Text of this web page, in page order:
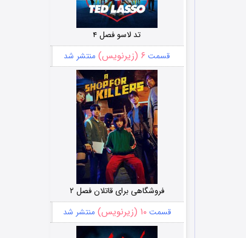
تد لاسو فصل ۴
قسمت ۶ (زیرنویس) منتشر شد
فروشگاهی برای قاتلان فصل ۲
قسمت۱۰ (زیرنویس) منتشر شد